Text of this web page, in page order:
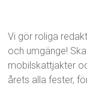
Vi gör roliga
och umgänge!
mobilskattjakter
årets alla fester,